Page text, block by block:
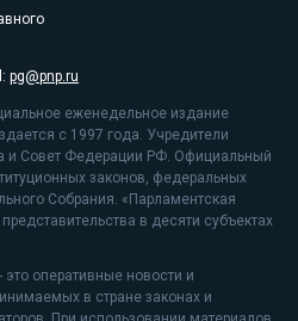
pg@pnp.ru
еженедельное издание
с 1997 года. Учредители
и Совет Федерации РФ. Официальный
законов, федеральных
Собрания. «Парламентская
в десяти субъектах
это оперативные новости и
в стране законах и